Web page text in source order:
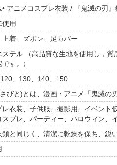
• アニメコスプレ衣装 / 『鬼滅の刃
使用
上着、ズボン、足カバー
ステル （高品質な生地を使用し，
す。）
、130、140、150
びと)とは、漫画・アニメ「鬼滅の
レ衣装、子供服、撮影用、イベント
スプレ、パーティー、ハロウィン、
類と同じく、清潔に乾燥を保ち、鋭